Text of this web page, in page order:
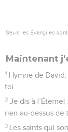
Seuls les Évangiles
Maintenant
1 Hymne de
toi.
2 Je dis à
rien au-dessus de
3 Les saints qui